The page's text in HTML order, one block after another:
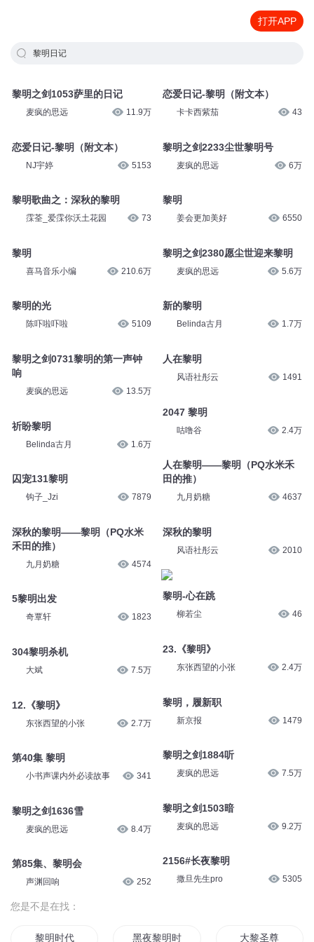
打开APP
黎明日记
黎明之剑1053萨里的日记
麦疯的思远 11.9万
恋爱日记-黎明（附文本）
NJ宇婷 5153
黎明歌曲之：深秋的黎明
霂荃_爱霂你沃土花园 73
黎明
喜马音乐小编 210.6万
黎明的光
陈吓啦吓啦 5109
黎明之剑0731黎明的第一声钟
响
麦疯的思远 13.5万
祈盼黎明
Belinda古月 1.6万
囚宠131黎明
钩子_Jzi 7879
深秋的黎明——黎明（PQ水米
禾田的推）
九月奶糖 4574
5黎明出发
奇覃轩 1823
304黎明杀机
大斌 7.5万
12.《黎明》
东张西望的小张 2.7万
第40集 黎明
小书声课内外必读故事 341
黎明之剑1636雪
麦疯的思远 8.4万
第85集、黎明会
声渊回响 252
恋爱日记-黎明（附文本）
卡卡西紫茄 43
黎明之剑2233尘世黎明号
麦疯的思远 6万
黎明
姜会更加美好 6550
黎明之剑2380愿尘世迎来黎明
麦疯的思远 5.6万
新的黎明
Belinda古月 1.7万
人在黎明
风语社彤云 1491
2047 黎明
咕噜谷 2.4万
人在黎明——黎明（PQ水米禾
田的推）
九月奶糖 4637
深秋的黎明
风语社彤云 2010
黎明-心在跳
柳若尘 46
23.《黎明》
东张西望的小张 2.4万
黎明，履新职
新京报 1479
黎明之剑1884听
麦疯的思远 7.5万
黎明之剑1503暗
麦疯的思远 9.2万
2156#长夜黎明
撒旦先生pro 5305
您是不是在找：
黎明时代 黑夜黎明时 大黎圣尊